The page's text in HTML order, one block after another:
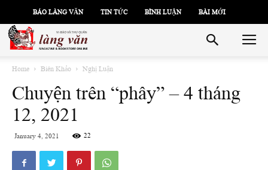
BÁO LÀNG VĂN TIN TỨC BÌNH LUẬN BÀI MỚI
Home Biên Khảo Nghị Luận
Chuyện trên “phây” – 4 tháng
12, 2021
January 4, 2021 22